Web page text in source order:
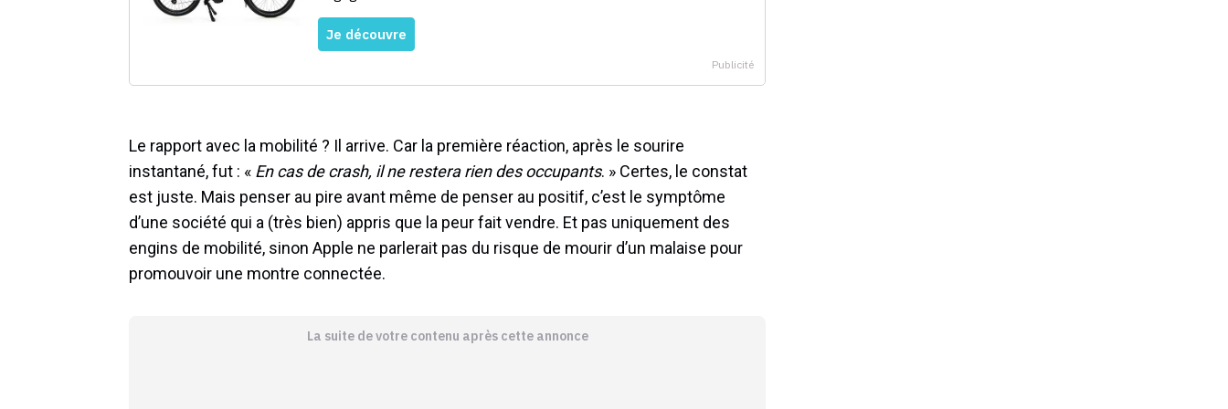
Le rapport avec la mobilité ? Il arrive. Car la première réaction, après le sourire
instantané, fut : « En cas de crash, il ne restera rien des occupants. » Certes, le constat
est juste. Mais penser au pire avant même de penser au positif, c’est le symptôme
d’une société qui a (très bien) appris que la peur fait vendre. Et pas uniquement des
engins de mobilité, sinon Apple ne parlerait pas du risque de mourir d’un malaise pour
promouvoir une montre connectée.
La suite de votre contenu après cette annonce